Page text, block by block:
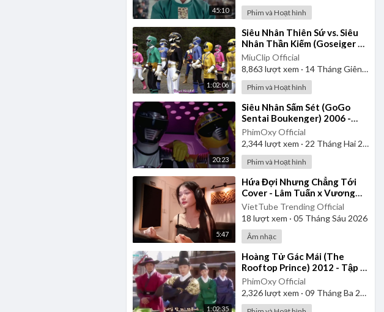
45:10 Phim và Hoạt hình
1:02:06
⁣Siêu Nhân Thiên Sứ vs. Siêu
Nhân Thần Kiếm (Goseiger vs.
Shinkenger) | Vietsub
MiuClip Official
8,863 lượt xem · 14 Tháng Giêng 2025
Phim và Hoạt hình
20:23
⁣Siêu Nhân Sấm Sét (GoGo
Sentai Boukenger) 2006 -
Tập 1 | Thuyết Minh
PhimOxy Official
2,344lượt xem · 22 Tháng Hai 2025
Phim và Hoạt hình
5:47
⁣Hứa Đợi Nhưng Chẳng Tới
Cover - Lâm Tuấn x Vương
Thiên Tuấn - Kiều Chi
VietTube Trending Official
18 lượt xem · 05 Tháng Sáu 2026
Âm nhạc
1:02:35
⁣Hoàng Tử Gác Mái (The
Rooftop Prince) 2012 - Tập 1
| Lồng Tiếng
PhimOxy Official
2,326lượt xem · 09 Tháng Ba 2025